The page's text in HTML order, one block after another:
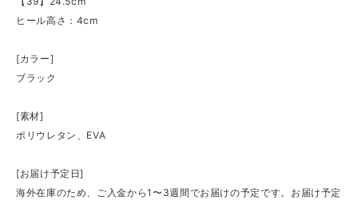
ヒール高さ：4cm
[カラー]
ブラック
[素材]
ポリウレタン、EVA
[お届け予定日]
海外在庫のため、ご入金から1〜3週間でお届けの予定です。お届け予定